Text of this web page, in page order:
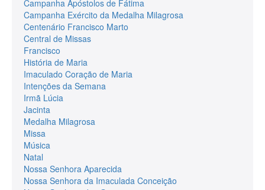
Campanha Apóstolos de Fátima
Campanha Exército da Medalha Milagrosa
Centenário Francisco Marto
Central de Missas
Francisco
História de Maria
Imaculado Coração de Maria
Intenções da Semana
Irmã Lúcia
Jacinta
Medalha Milagrosa
Missa
Música
Natal
Nossa Senhora Aparecida
Nossa Senhora da Imaculada Conceição